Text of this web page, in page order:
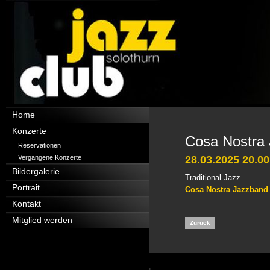
Cosa Nostra
28.03.2025 20.00
Traditional Jazz
Cosa Nostra Jazzband
Zurück
Navigation
Home
Konzerte
Reservationen
Vergangene Konzerte
Bildergalerie
Portrait
Kontakt
Mitglied werden